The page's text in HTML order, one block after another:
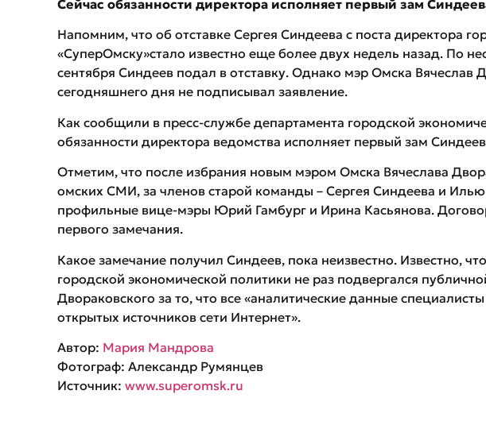
Сейчас обязанности директора исполняет первый зам
Напомним, что об отставке Сергея Синдеева с поста директора
«СуперОмску»стало известно еще более двух недель назад. По
сентября Синдеев подал в отставку. Однако мэр Омска Вячеслав
сегодняшнего дня не подписывал заявление.
Как сообщили в пресс-службе департамента городской
обязанности директора ведомства исполняет первый зам
Отметим, что после избрания новым мэром Омска Вячеслава
омских СМИ, за членов старой команды – Сергея Синдеева и
профильные вице-мэры Юрий Гамбург и Ирина Касьянова.
первого замечания.
Какое замечание получил Синдеев, пока неизвестно. Известно,
городской экономической политики не раз подвергался
Двораковского за то, что все «аналитические данные
открытых источников сети Интернет».
Автор: Мария Мандрова
Фотограф: Александр Румянцев
Источник: www.superomsk.ru